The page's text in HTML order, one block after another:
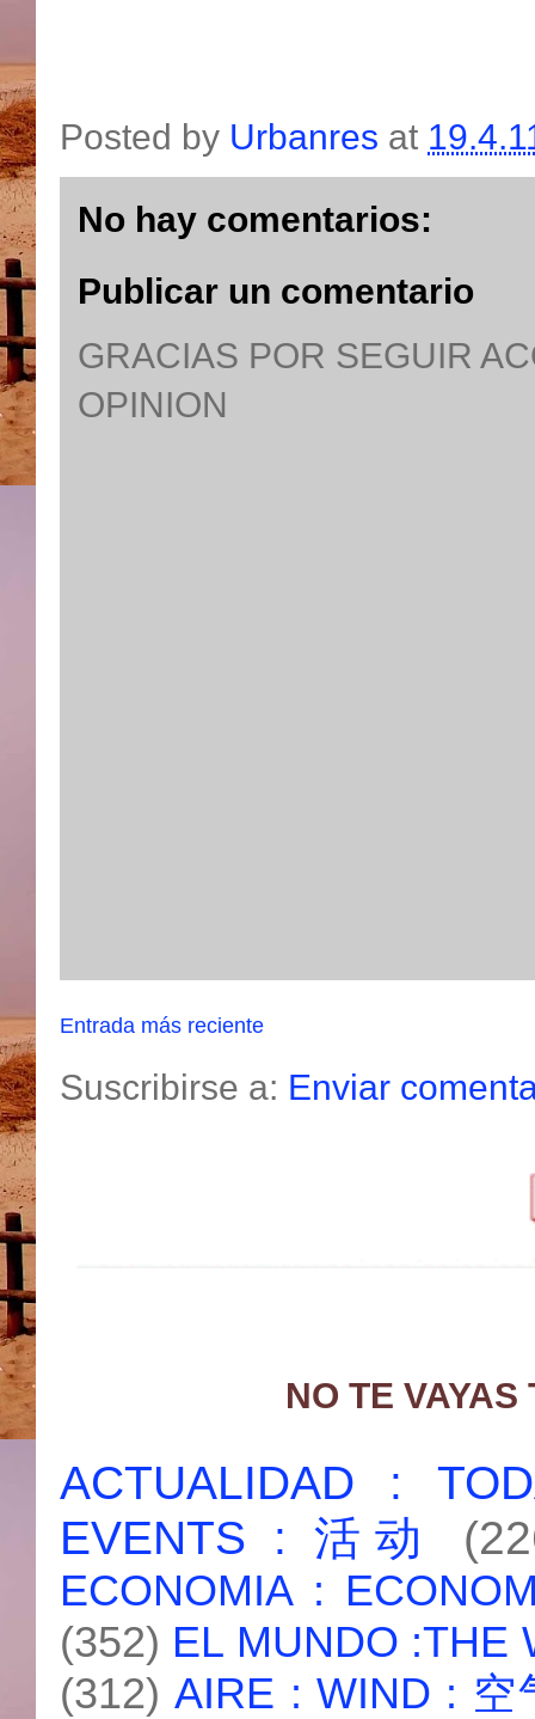
Posted by Urbanres at
No hay comentarios:
Publicar un comentario
GRACIAS POR SEGUIR
OPINION
Entrada más reciente
Suscribirse a: Enviar
NO TE
ACTUALIDAD :
EVENTS : 活动
ECONOMIA :
(352) EL MUNDO :THE
(312) AIRE : WIND : 空